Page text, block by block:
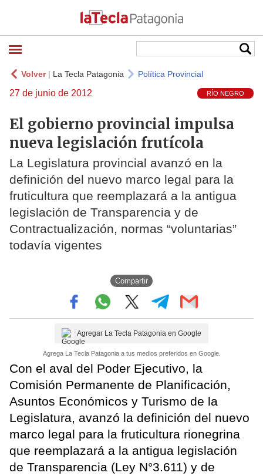
Volver| La Tecla Patagonia Política Provincial
27 de junio de 2012 RÍO NEGRO
El gobierno provincial impulsa
nueva legislación frutícola
La Legislatura provincial avanzó en la
definición del nuevo marco legal para la
fruticultura que reemplazará a la antigua
legislación de Transparencia y de
Contractualización, normas “voluntarias”
todavía vigentes
Compartir
Agregar La Tecla Patagonia en Google
Agrega La Tecla Patagonia a tus medios preferidos en Google.
Con el aval del Poder Ejecutivo, la
Comisión Permanente de Planificación,
Asuntos Económicos y Turismo de la
Legislatura, avanzó la definición del nuevo
marco legal para la fruticultura rionegrina
que reemplazará a la antigua legislación
de Transparencia (Ley N°3.611) y de